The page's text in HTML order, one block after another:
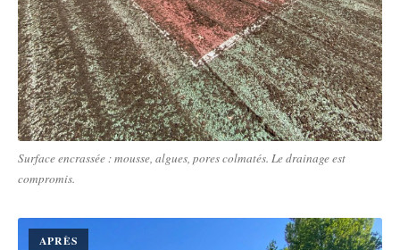
Surface encrassée : mousse, algues, pores colmatés. Le drainage est
compromis.
APRÈS